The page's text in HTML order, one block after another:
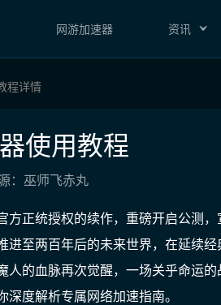
网游加速器 资讯
程详情
使用教程
：巫师飞赤丸
方正统授权的续作，重磅开启公测
进至两百年后的未来世界，在延续
人的血脉再次觉醒，一场关乎命运
度解析专属网络加速指南。